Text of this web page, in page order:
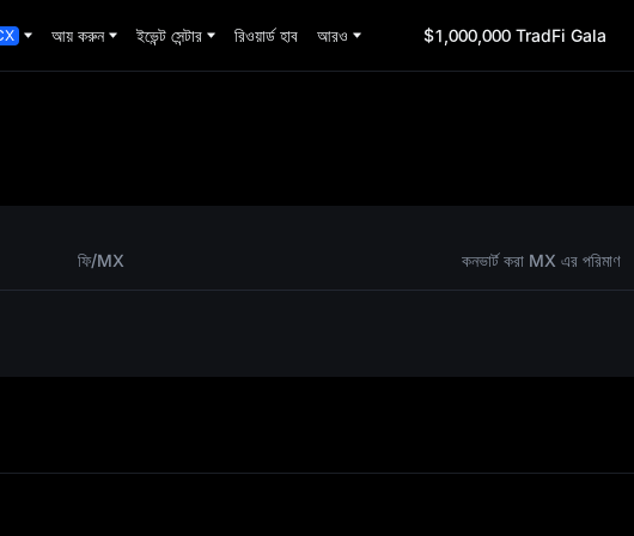
আয় করুন ইভেন্ট সেন্টার রিওয়ার্ড হাব আরও $1,000,000 TradFi Gala
বার
ফি/MX কনভার্ট করা MX এর পরিমাণ